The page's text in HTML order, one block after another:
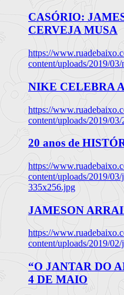
CASÓRIO:
CERVEJA MUSA
https://
content/uploads/2019/
NIKE CELEBRA
https://
content/uploads/2019/
20 anos de
https://
content/uploads/2019/
335x256.jpg
JAMESON
https://
content/uploads/2019/
“O JANTAR DO
4 DE MAIO